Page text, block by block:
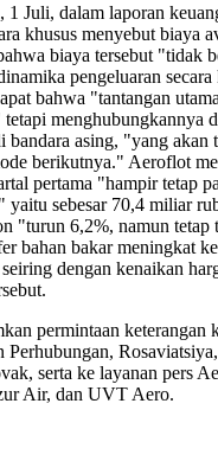
1 Juli, dalam laporan
khusus menyebut biaya
biaya tersebut "tidak
pengeluaran
bahwa "tantangan
menghubungkannya
bandara asing, "yang akan
berikutnya." Aeroflot
pertama "hampir tetap
yaitu sebesar 70,4 miliar
"turun 6,2%, namun tetap
bahan bakar meningkat
dengan kenaikan
permintaan keterangan
Perhubungan,
serta ke layanan pers
Air, dan UVT Aero.